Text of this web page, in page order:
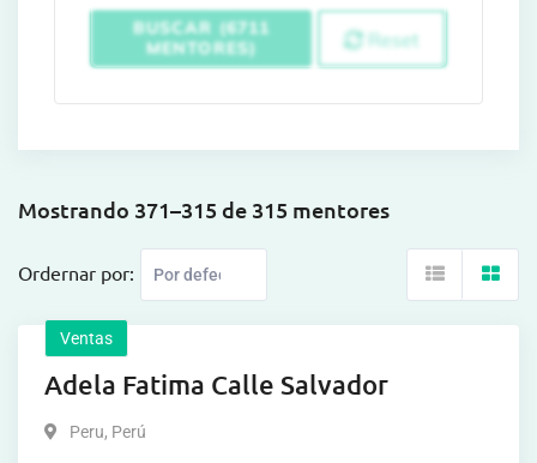
BUSCAR (6711
MENTORES)
Reset
Mostrando 371–315 de 315 mentores
Ordernar por:
Ventas
Adela Fatima Calle Salvador
Peru, Perú